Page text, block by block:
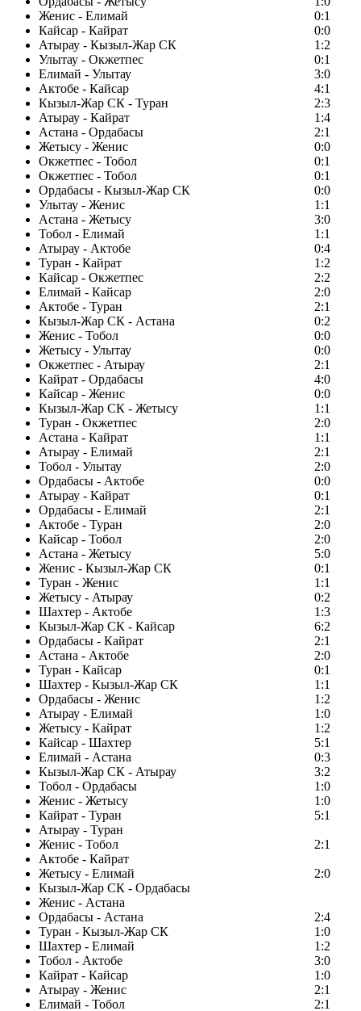
Женис - Елимай
0:1
Кайсар - Кайрат
0:0
Атырау - Кызыл-Жар СК
1:2
Улытау - Окжетпес
0:1
Елимай - Улытау
3:0
Актобе - Кайсар
4:1
Кызыл-Жар СК - Туран
2:3
Атырау - Кайрат
1:4
Астана - Ордабасы
2:1
Жетысу - Женис
0:0
Окжетпес - Тобол
0:1
Окжетпес - Тобол
0:1
Ордабасы - Кызыл-Жар СК
0:0
Улытау - Женис
1:1
Астана - Жетысу
3:0
Тобол - Елимай
1:1
Атырау - Актобе
0:4
Туран - Кайрат
1:2
Кайсар - Окжетпес
2:2
Елимай - Кайсар
2:0
Актобе - Туран
2:1
Кызыл-Жар СК - Астана
0:2
Женис - Тобол
0:0
Жетысу - Улытау
0:0
Окжетпес - Атырау
2:1
Кайрат - Ордабасы
4:0
Кайсар - Женис
0:0
Кызыл-Жар СК - Жетысу
1:1
Туран - Окжетпес
2:0
Астана - Кайрат
1:1
Атырау - Елимай
2:1
Тобол - Улытау
2:0
Ордабасы - Актобе
0:0
Атырау - Кайрат
0:1
Ордабасы - Елимай
2:1
Актобе - Туран
2:0
Кайсар - Тобол
2:0
Астана - Жетысу
5:0
Женис - Кызыл-Жар СК
0:1
Туран - Женис
1:1
Жетысу - Атырау
0:2
Шахтер - Актобе
1:3
Кызыл-Жар СК - Кайсар
6:2
Ордабасы - Кайрат
2:1
Астана - Актобе
2:0
Туран - Кайсар
0:1
Шахтер - Кызыл-Жар СК
1:1
Ордабасы - Женис
1:2
Атырау - Елимай
1:0
Жетысу - Кайрат
1:2
Кайсар - Шахтер
5:1
Елимай - Астана
0:3
Кызыл-Жар СК - Атырау
3:2
Тобол - Ордабасы
1:0
Женис - Жетысу
1:0
Кайрат - Туран
5:1
Атырау - Туран
Женис - Тобол
2:1
Актобе - Кайрат
Жетысу - Елимай
2:0
Кызыл-Жар СК - Ордабасы
Женис - Астана
Ордабасы - Астана
2:4
Туран - Кызыл-Жар СК
1:0
Шахтер - Елимай
1:2
Тобол - Актобе
3:0
Кайрат - Кайсар
1:0
Атырау - Женис
2:1
Елимай - Тобол
2:1